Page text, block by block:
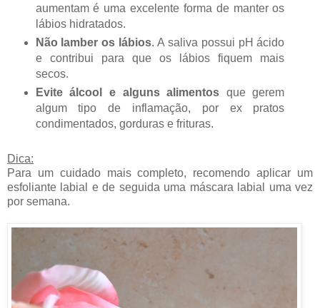
aumentam é uma excelente forma de manter os
lábios hidratados.
Não lamber os lábios. A saliva possui pH ácido
e contribui para que os lábios fiquem mais
secos.
Evite álcool e alguns alimentos que gerem
algum tipo de inflamação, por ex pratos
condimentados, gorduras e frituras.
Dica:
Para um cuidado mais completo, recomendo aplicar um
esfoliante labial e de seguida uma máscara labial uma vez
por semana.